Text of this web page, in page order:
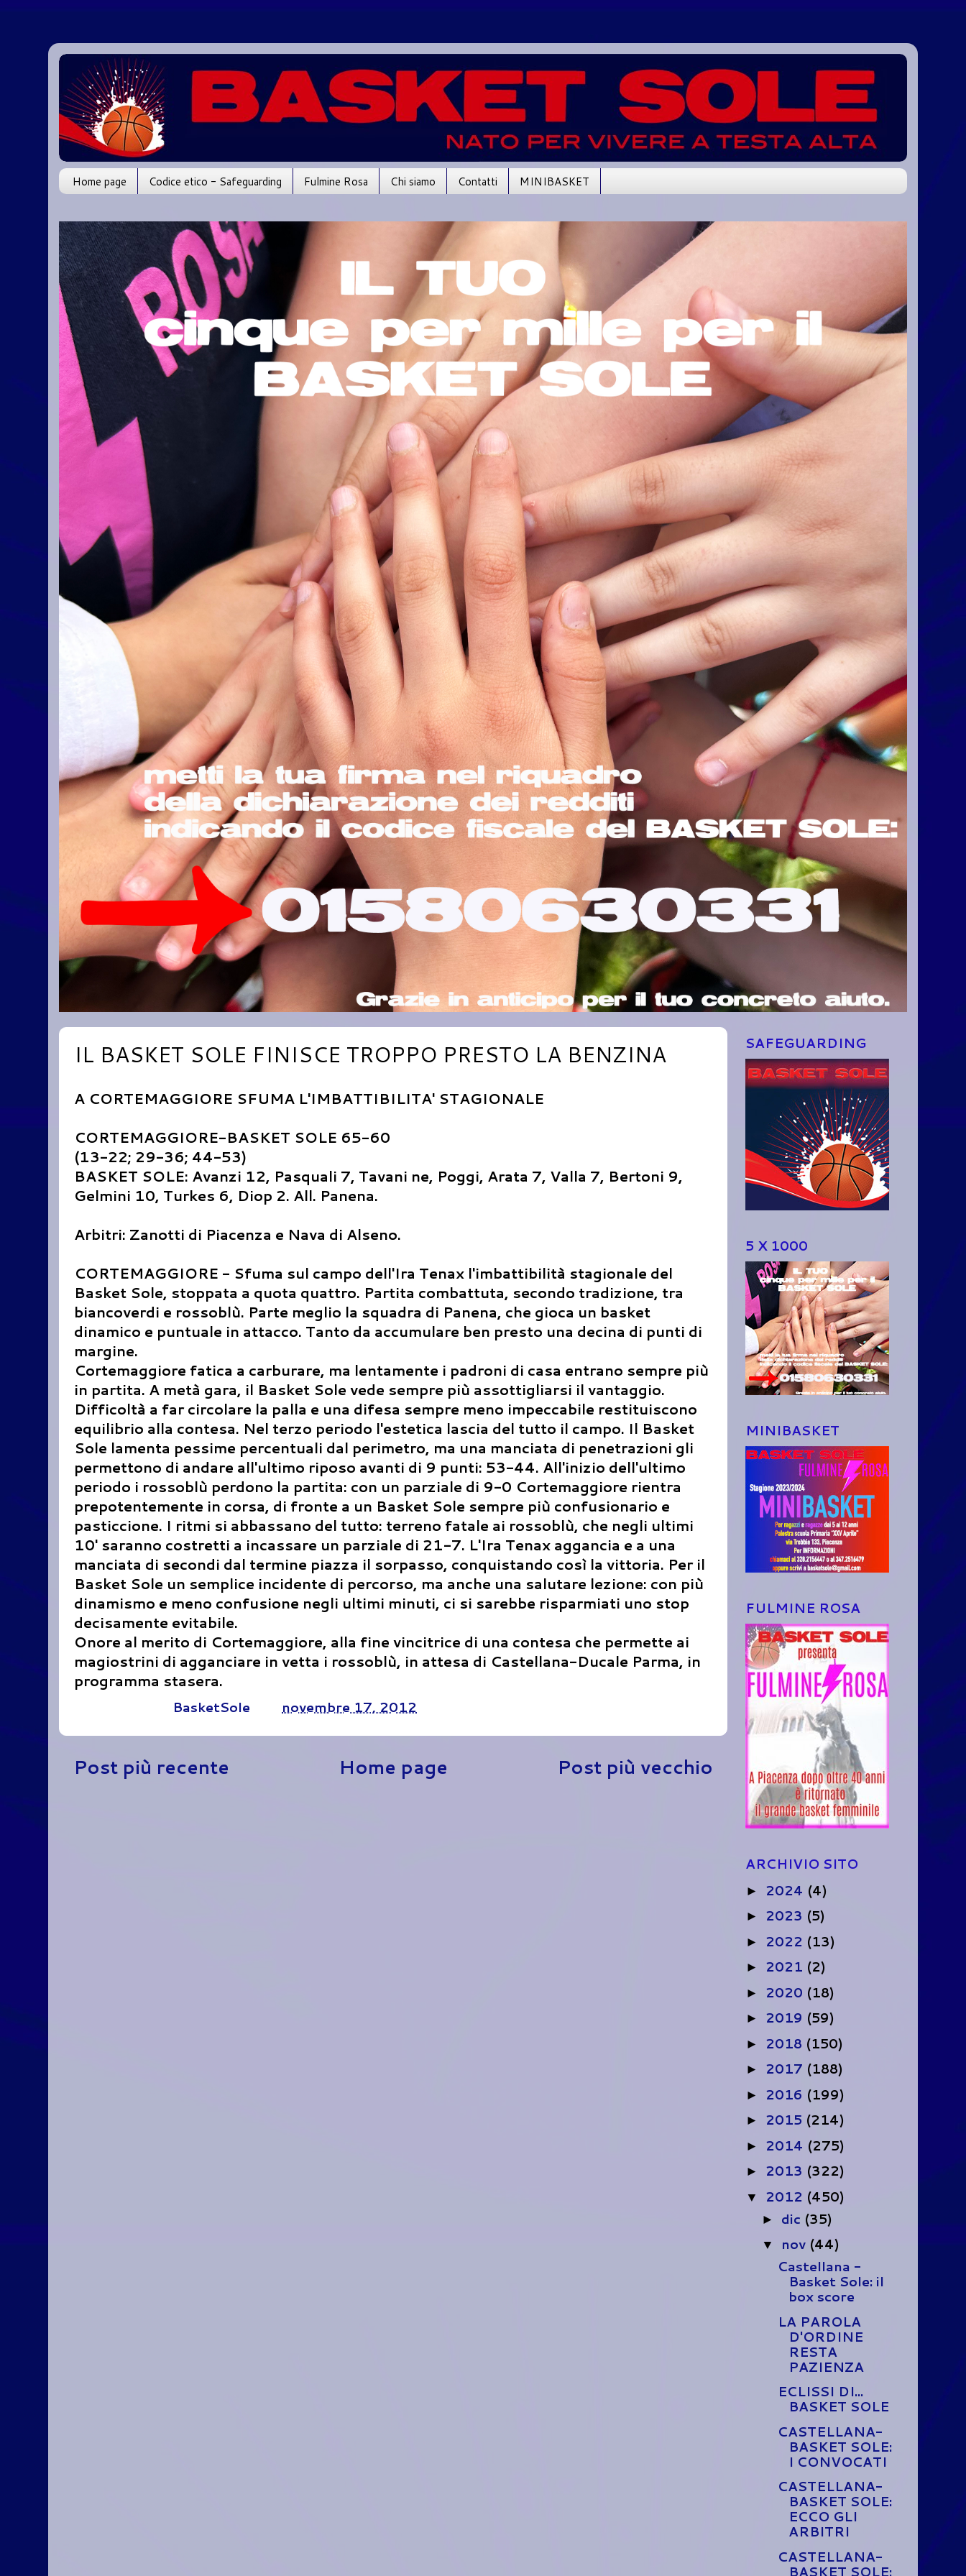
Home page Codice etico - Safeguarding Fulmine Rosa Chi siamo Contatti MINIBASKET
IL BASKET SOLE FINISCE TROPPO PRESTO LA BENZINA
A CORTEMAGGIORE SFUMA L'IMBATTIBILITA' STAGIONALE
CORTEMAGGIORE-BASKET SOLE 65-60
(13-22; 29-36; 44-53)
BASKET SOLE: Avanzi 12, Pasquali 7, Tavani ne, Poggi, Arata 7, Valla 7, Bertoni 9,
Gelmini 10, Turkes 6, Diop 2. All. Panena.
Arbitri: Zanotti di Piacenza e Nava di Alseno.
CORTEMAGGIORE - Sfuma sul campo dell'Ira Tenax l'imbattibilità stagionale del
Basket Sole, stoppata a quota quattro. Partita combattuta, secondo tradizione, tra
biancoverdi e rossoblù. Parte meglio la squadra di Panena, che gioca un basket
dinamico e puntuale in attacco. Tanto da accumulare ben presto una decina di punti di
margine.
Cortemaggiore fatica a carburare, ma lentamente i padroni di casa entrano sempre più
in partita. A metà gara, il Basket Sole vede sempre più assottigliarsi il vantaggio.
Difficoltà a far circolare la palla e una difesa sempre meno impeccabile restituiscono
equilibrio alla contesa. Nel terzo periodo l'estetica lascia del tutto il campo. Il Basket
Sole lamenta pessime percentuali dal perimetro, ma una manciata di penetrazioni gli
permettono di andare all'ultimo riposo avanti di 9 punti: 53-44. All'inizio dell'ultimo
periodo i rossoblù perdono la partita: con un parziale di 9-0 Cortemaggiore rientra
prepotentemente in corsa, di fronte a un Basket Sole sempre più confusionario e
pasticcione. I ritmi si abbassano del tutto: terreno fatale ai rossoblù, che negli ultimi
10' saranno costretti a incassare un parziale di 21-7. L'Ira Tenax aggancia e a una
manciata di secondi dal termine piazza il sorpasso, conquistando così la vittoria. Per il
Basket Sole un semplice incidente di percorso, ma anche una salutare lezione: con più
dinamismo e meno confusione negli ultimi minuti, ci si sarebbe risparmiati uno stop
decisamente evitabile.
Onore al merito di Cortemaggiore, alla fine vincitrice di una contesa che permette ai
magiostrini di agganciare in vetta i rossoblù, in attesa di Castellana-Ducale Parma, in
programma stasera.
BasketSole novembre 17, 2012
Post più recente Post più vecchio
Home page
SAFEGUARDING
5 X 1000
MINIBASKET
FULMINE ROSA
ARCHIVIO SITO
► 2024 (4)
► 2023 (5)
► 2022 (13)
► 2021 (2)
► 2020 (18)
► 2019 (59)
► 2018 (150)
► 2017 (188)
► 2016 (199)
► 2015 (214)
► 2014 (275)
► 2013 (322)
▼ 2012 (450)
► dic (35)
▼ nov (44)
Castellana -
Basket Sole: il
box score
LA PAROLA
D'ORDINE
RESTA
PAZIENZA
ECLISSI DI...
BASKET SOLE
CASTELLANA-
BASKET SOLE:
I CONVOCATI
CASTELLANA-
BASKET SOLE:
ECCO GLI
ARBITRI
CASTELLANA-
BASKET SOLE: